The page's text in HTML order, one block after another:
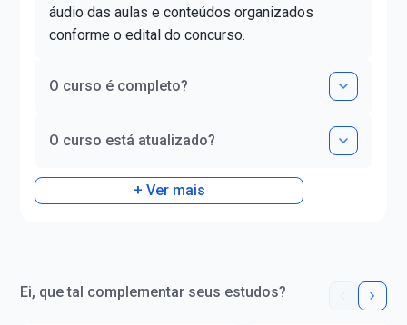
Letras pela UNIOESTE. Obteve
certificado DELE de proficiência
áudio das aulas e conteúdos organizados
conforme o edital do concurso.
O curso é completo?
O curso está atualizado?
+ Ver mais
Ei, que tal complementar seus estudos?